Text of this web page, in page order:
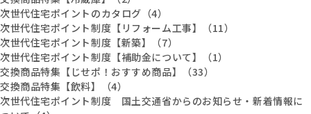
次世代住宅ポイントのカタログ（4）
次世代住宅ポイント制度【リフォーム工事】（11）
次世代住宅ポイント制度【新築】（7）
次世代住宅ポイント制度【補助金について】（1）
交換商品特集【じせポ！おすすめ商品】（33）
交換商品特集【飲料】（4）
次世代住宅ポイント制度 国土交通省からのお知らせ・新着情報に